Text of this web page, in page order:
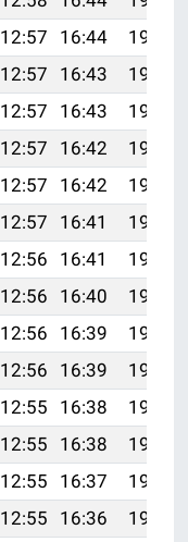
12:57 16:44
19:52
12:57 16:43
19:51
12:57 16:43
19:50
12:57 16:42
19:48
12:57 16:42
19:47
12:57 16:41
19:46
12:56 16:41
19:45
12:56 16:40
19:43
12:56 16:39
19:42
12:56 16:39
19:41
12:55 16:38
19:39
12:55 16:38
19:38
12:55 16:37
19:37
12:55 16:36
19:35